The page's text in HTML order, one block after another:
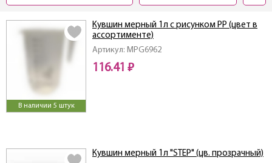
В наличии 5 штук
Артикул: MPG6962
Кувшин мерный 1л с рисунком PP (цвет в
ассортименте)
116.41 ₽
Кувшин мерный 1л "STEP" (цв. прозрачный)